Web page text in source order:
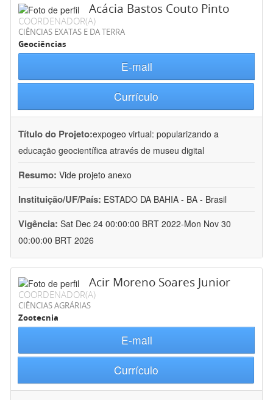
Acácia Bastos Couto Pinto
COORDENADOR(A)
CIÊNCIAS EXATAS E DA TERRA
Geociências
E-mail
Currículo
Título do Projeto:expogeo virtual: popularizando a
educação geocientífica através de museu digital
Resumo: Vide projeto anexo
Instituição/UF/País: ESTADO DA BAHIA - BA - Brasil
Vigência: Sat Dec 24 00:00:00 BRT 2022-Mon Nov 30
00:00:00 BRT 2026
Acir Moreno Soares Junior
COORDENADOR(A)
CIÊNCIAS AGRÁRIAS
Zootecnia
E-mail
Currículo